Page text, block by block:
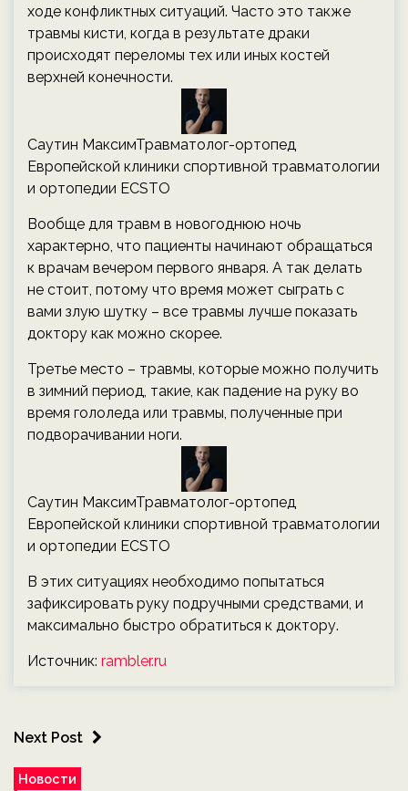
ходе конфликтных ситуаций. Часто это также
травмы кисти, когда в результате драки
происходят переломы тех или иных костей
верхней конечности.
Саутин МаксимТравматолог-ортопед
Европейской клиники спортивной травматологии
и ортопедии ECSTO
Вообще для травм в новогоднюю ночь
характерно, что пациенты начинают обращаться
к врачам вечером первого января. А так делать
не стоит, потому что время может сыграть с
вами злую шутку – все травмы лучше показать
доктору как можно скорее.
Третье место – травмы, которые можно получить
в зимний период, такие, как падение на руку во
время гололеда или травмы, полученные при
подворачивании ноги.
Саутин МаксимТравматолог-ортопед
Европейской клиники спортивной травматологии
и ортопедии ECSTO
В этих ситуациях необходимо попытаться
зафиксировать руку подручными средствами, и
максимально быстро обратиться к доктору.
Источник: rambler.ru
Next Post
Новости